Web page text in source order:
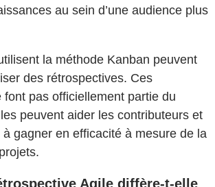
au sein d’une audience plus
la méthode Kanban peuvent
des rétrospectives. Ces
font pas officiellement partie du
peuvent aider les contributeurs et
à gagner en efficacité à mesure de la
Agile diffère-t-elle